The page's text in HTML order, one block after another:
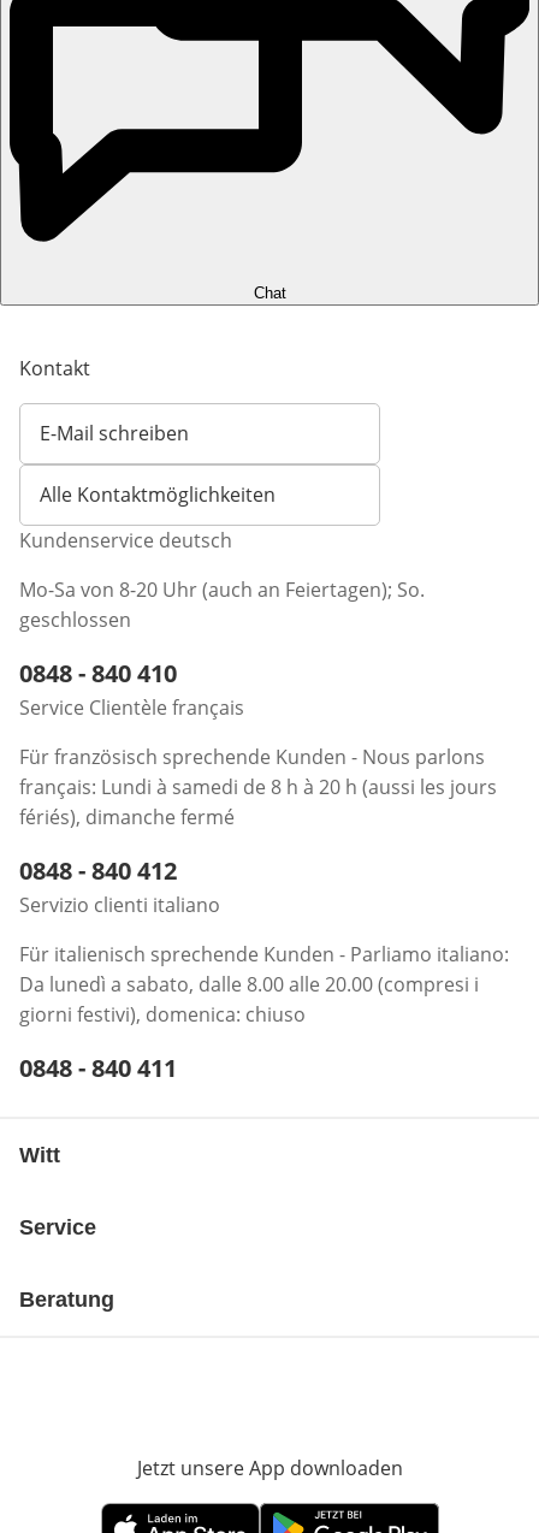
Chat
Kontakt
E-Mail schreiben
Öffnet E-Mail-Client
Alle Kontaktmöglichkeiten
Kundenservice deutsch
Mo-Sa von 8-20 Uhr (auch an Feiertagen); So.
geschlossen
Telefonnummer:
0848 - 840 410
Service Clientèle français
Für französisch sprechende Kunden - Nous parlons
français: Lundi à samedi de 8 h à 20 h (aussi les jours
fériés), dimanche fermé
Telefonnummer:
0848 - 840 412
Servizio clienti italiano
Für italienisch sprechende Kunden - Parliamo italiano:
Da lunedì a sabato, dalle 8.00 alle 20.00 (compresi i
giorni festivi), domenica: chiuso
Telefonnummer:
0848 - 840 411
Witt
Service
Beratung
Jetzt unsere App downloaden